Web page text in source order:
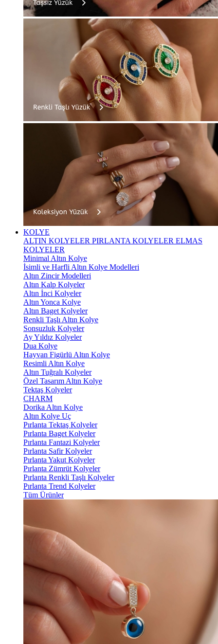
KOLYE
ALTIN KOLYELER PIRLANTA KOLYELER ELMAS
KOLYELER
Minimal Altın Kolye
İsimli ve Harfli Altın Kolye Modelleri
Altın Zincir Modelleri
Altın Kalp Kolyeler
Altın İnci Kolyeler
Altın Yonca Kolye
Altın Baget Kolyeler
Renkli Taşlı Altın Kolye
Sonsuzluk Kolyeler
Ay Yıldız Kolyeler
Dua Kolye
Hayvan Figürlü Altın Kolye
Resimli Altın Kolye
Altın Tuğralı Kolyeler
Özel Tasarım Altın Kolye
Tektaş Kolyeler
CHARM
Dorika Altın Kolye
Altın Kolye Uç
Pırlanta Tektaş Kolyeler
Pırlanta Baget Kolyeler
Pırlanta Fantazi Kolyeler
Pırlanta Safir Kolyeler
Pırlanta Yakut Kolyeler
Pırlanta Zümrüt Kolyeler
Pırlanta Renkli Taşlı Kolyeler
Pırlanta Trend Kolyeler
Tüm Ürünler